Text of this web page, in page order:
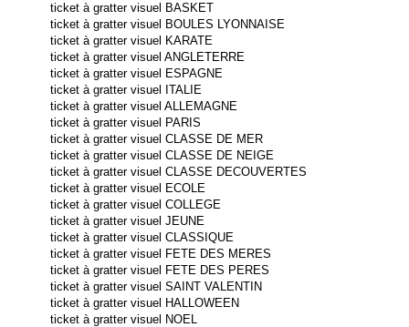
ticket à gratter visuel BASKET
ticket à gratter visuel BOULES LYONNAISE
ticket à gratter visuel KARATE
ticket à gratter visuel ANGLETERRE
ticket à gratter visuel ESPAGNE
ticket à gratter visuel ITALIE
ticket à gratter visuel ALLEMAGNE
ticket à gratter visuel PARIS
ticket à gratter visuel CLASSE DE MER
ticket à gratter visuel CLASSE DE NEIGE
ticket à gratter visuel CLASSE DECOUVERTES
ticket à gratter visuel ECOLE
ticket à gratter visuel COLLEGE
ticket à gratter visuel JEUNE
ticket à gratter visuel CLASSIQUE
ticket à gratter visuel FETE DES MERES
ticket à gratter visuel FETE DES PERES
ticket à gratter visuel SAINT VALENTIN
ticket à gratter visuel HALLOWEEN
ticket à gratter visuel NOEL